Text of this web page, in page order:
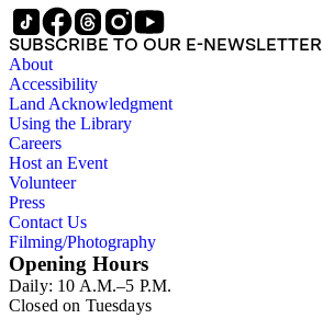
SUBSCRIBE TO OUR E-NEWSLETTER
About
Accessibility
Land Acknowledgment
Using the Library
Careers
Host an Event
Volunteer
Press
Contact Us
Filming/Photography
Opening Hours
Daily: 10 A.M.–5 P.M.
Closed on Tuesdays